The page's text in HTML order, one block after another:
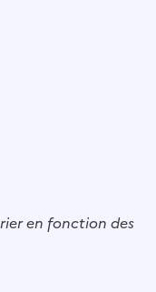
en fonction des